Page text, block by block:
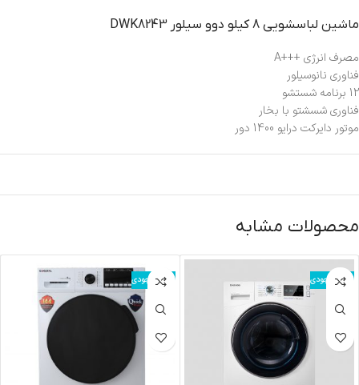
ماشين لباسشويي 8 کيلو دوو سيلور DWK8243
مصرف انرژی +++A
فناوری نانوسیلور
12 برنامه شستشو
فناوری شسشتو با بخار
موتور دایرکت درایو 1400 دور
محصولات مشابه
اتمام موجودی اتمام موجودی